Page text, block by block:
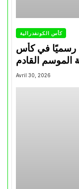
كأس الكونفدرالية
رسميًا في كأس
Avril 30, 2026